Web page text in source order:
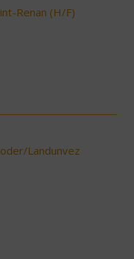
Renan (H/F)
Landunvez